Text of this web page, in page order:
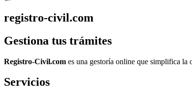
registro-civil.com
Gestiona tus trámites
Registro-Civil.com es una gestoría online que simplifica la
Servicios